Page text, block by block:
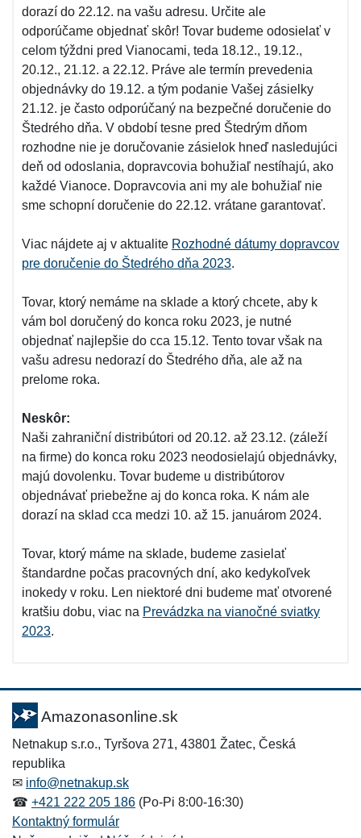
dorazí do 22.12. na vašu adresu. Určite ale
odporúčame objednať skôr! Tovar budeme odosielať v
celom týždni pred Vianocami, teda 18.12., 19.12.,
20.12., 21.12. a 22.12. Práve ale termín prevedenia
objednávky do 19.12. a tým podanie Vašej zásielky
21.12. je často odporúčaný na bezpečné doručenie do
Štedrého dňa. V období tesne pred Štedrým dňom
rozhodne nie je doručovanie zásielok hneď nasledujúci
deň od odoslania, dopravcovia bohužiaľ nestíhajú, ako
každé Vianoce. Dopravcovia ani my ale bohužiaľ nie
sme schopní doručenie do 22.12. vrátane garantovať.
Viac nájdete aj v aktualite Rozhodné dátumy dopravcov
pre doručenie do Štedrého dňa 2023.
Tovar, ktorý nemáme na sklade a ktorý chcete, aby k
vám bol doručený do konca roku 2023, je nutné
objednať najlepšie do cca 15.12. Tento tovar však na
vašu adresu nedorazí do Štedrého dňa, ale až na
prelome roka.
Neskôr:
Naši zahraniční distribútori od 20.12. až 23.12. (záleží
na firme) do konca roku 2023 neodosielajú objednávky,
majú dovolenku. Tovar budeme u distribútorov
objednávať priebežne aj do konca roka. K nám ale
dorazí na sklad cca medzi 10. až 15. januárom 2024.
Tovar, ktorý máme na sklade, budeme zasielať
štandardne počas pracovných dní, ako kedykoľvek
inokedy v roku. Len niektoré dni budeme mať otvorené
kratšiu dobu, viac na Prevádzka na vianočné sviatky
2023.
Amazonasonline.sk
Netnakup s.r.o., Tyršova 271, 43801 Žatec, Česká
republika
✉ info@netnakup.sk
☎ +421 222 205 186 (Po-Pi 8:00-16:30)
Kontaktný formulár